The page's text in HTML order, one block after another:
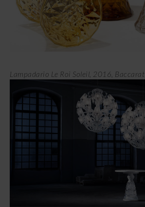
Lampadario Le Roi Soleil, 2016, Baccarat